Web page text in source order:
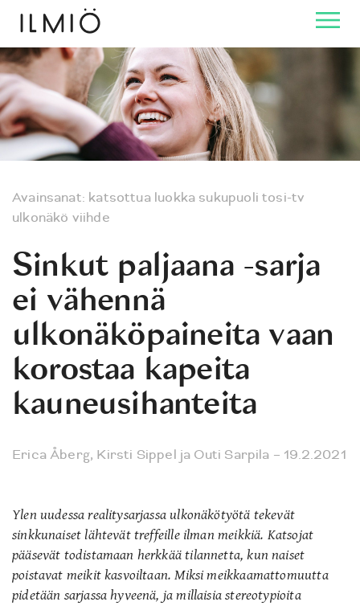
Avainsanat: katsottua luokka sukupuoli tosi-tv
ulkonäkö viihde
Sinkut paljaana -sarja
ei vähennä
ulkonäköpaineita vaan
korostaa kapeita
kauneusihanteita
Erica Åberg, Kirsti Sippel ja Outi Sarpila – 19.2.2021
Ylen uudessa realitysarjassa ulkonäkötyötä tekevät
sinkkunaiset lähtevät treffeille ilman meikkiä. Katsojat
pääsevät todistamaan herkkää tilannetta, kun naiset
poistavat meikit kasvoiltaan. Miksi meikkaamattomuutta
pidetään sarjassa hyveenä, ja millaisia stereotypioita